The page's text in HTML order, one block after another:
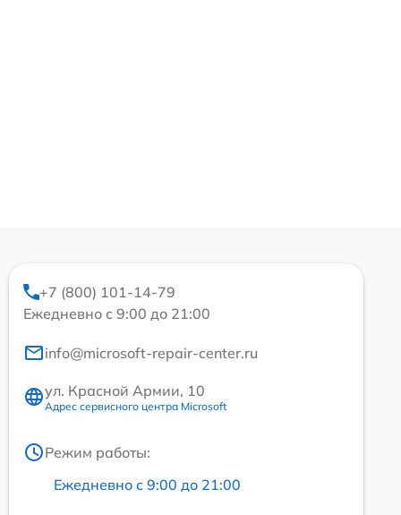
+7 (800) 101-14-79
Ежедневно с 9:00 до 21:00
info@microsoft-repair-center.ru
ул. Красной Армии, 10
Адрес сервисного центра Microsoft
Режим работы:
Ежедневно с 9:00 до 21:00